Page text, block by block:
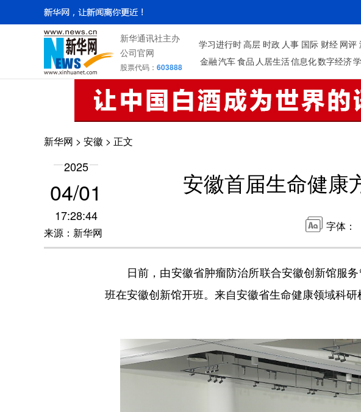
新华通讯社主办
公司官网
股票代码： 603888
学习进行时高层 时政 人事 国际 财经 网评
金融汽车食品 人居生活信息化数字经济
新华网 > 安徽 > 正文
2025
04/01
17:28:44
来源：新华网
安徽首届生命健康
字体：
日前，由安徽省肿瘤防治所联合安徽创新馆服务
班在安徽创新馆开班。来自安徽省生命健康领域科